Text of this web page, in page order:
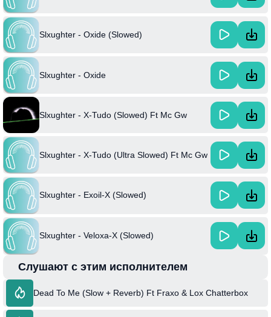
Slxughter - Oxide (Slowed)
Slxughter - Oxide
Slxughter - X-Tudo (Slowed) Ft Mc Gw
Slxughter - X-Tudo (Ultra Slowed) Ft Mc Gw
Slxughter - Exoil-X (Slowed)
Slxughter - Veloxa-X (Slowed)
Слушают с этим исполнителем
Dead To Me (Slow + Reverb) Ft Fraxo & Lox Chatterbox